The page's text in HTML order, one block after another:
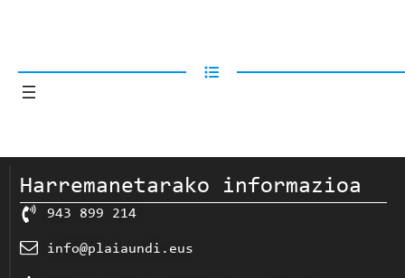
Harremanetarako informazioa
943 899 214
info@plaiaundi.eus